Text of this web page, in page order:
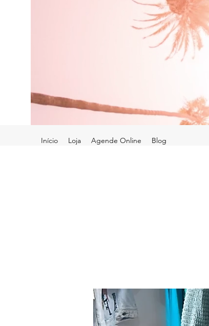
Início Loja Agende Online Blog